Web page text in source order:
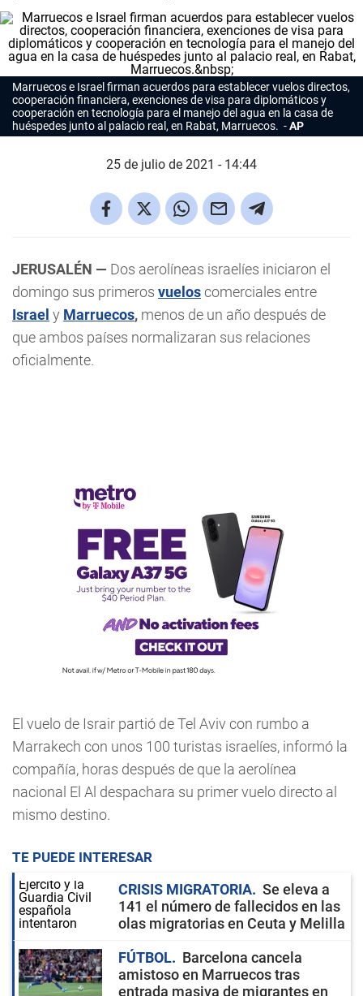
Marruecos e Israel firman acuerdos para establecer vuelos directos,
cooperación financiera, exenciones de visa para diplomáticos y
cooperación en tecnología para el manejo del agua en la casa de
huéspedes junto al palacio real, en Rabat, Marruecos.
AP
25 de julio de 2021 - 14:44
JERUSALÉN — Dos aerolíneas israelíes iniciaron el
domingo sus primeros vueloscomerciales entre
Israel y Marruecos, menos de un año después de
que ambos países normalizaran sus relaciones
oficialmente.
El vuelo de Israir partió de Tel Aviv con rumbo a
Marrakech con unos 100 turistas israelíes, informó la
compañía, horas después de que la aerolínea
nacional El Al despachara su primer vuelo directo al
mismo destino.
TE PUEDE INTERESAR
CRISIS MIGRATORIA
Se eleva a
141 el número de fallecidos en las
olas migratorias en Ceuta y Melilla
FÚTBOL
Barcelona cancela
amistoso en Marruecos tras
entrada masiva de migrantes en